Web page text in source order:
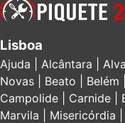
Lisboa
Ajuda | Alcântara |
Novas | Beato | Belém
Campolide | Carnide |
Marvila | Misericórdia |